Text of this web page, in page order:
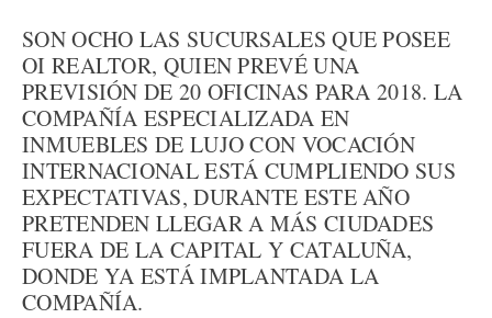
SON OCHO LAS SUCURSALES QUE POSEE
OI REALTOR, QUIEN PREVÉ UNA
PREVISIÓN DE 20 OFICINAS PARA 2018. LA
COMPAÑÍA ESPECIALIZADA EN
INMUEBLES DE LUJO CON VOCACIÓN
INTERNACIONAL ESTÁ CUMPLIENDO SUS
EXPECTATIVAS, DURANTE ESTE AÑO
PRETENDEN LLEGAR A MÁS CIUDADES
FUERA DE LA CAPITAL Y CATALUÑA,
DONDE YA ESTÁ IMPLANTADA LA
COMPAÑÍA.